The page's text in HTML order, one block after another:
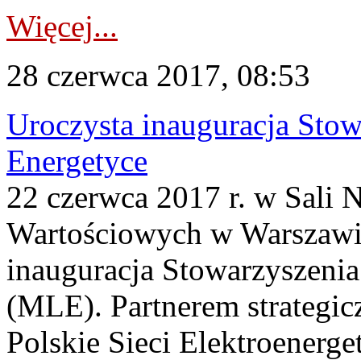
Więcej...
28 czerwca 2017, 08:53
Uroczysta inauguracja
Energetyce
22 czerwca 2017 r. w Sali
Wartościowych w
inauguracja
(MLE). Partnerem
Polskie Sieci